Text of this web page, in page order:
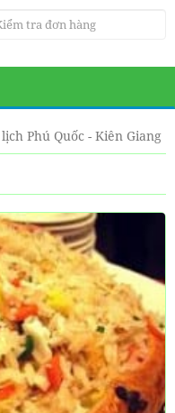
Phú Quốc - Kiên Giang